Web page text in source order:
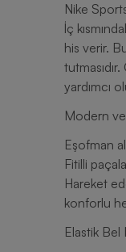
Nike
İç
his verir.
yardımcı
Modern
Eşofman
Fitilli
Hareket
konforlu
Elastik Bel